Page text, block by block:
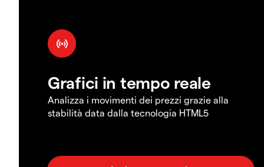
Grafici in tempo reale
Analizza i movimenti dei prezzi grazie alla
stabilità data dalla tecnologia HTML5